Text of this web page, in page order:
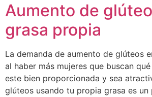
Aumento de
grasa propia
La demanda de aumento de glúteos
al haber más mujeres que buscan
este bien proporcionada y sea
glúteos usando tu propia grasa es un